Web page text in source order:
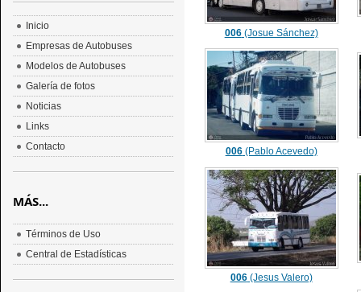
006(Josue Sánchez)
006(Pablo Acevedo)
006(Jesus Valero)
Inicio
Empresas de Autobuses
Modelos de Autobuses
Galería de fotos
Noticias
Links
Contacto
MÁS...
Términos de Uso
Central de Estadísticas